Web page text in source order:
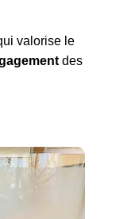
valorise le
des